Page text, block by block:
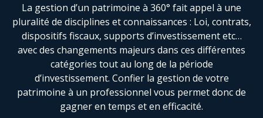
La gestion d’un patrimoine à 360° fait appel à une
pluralité de disciplines et connaissances : Loi, contrats,
dispositifs fiscaux, supports d’investissement etc…
avec des changements majeurs dans ces différentes
catégories tout au long de la période
d’investissement. Confier la gestion de votre
patrimoine à un professionnel vous permet donc de
gagner en temps et en efficacité.